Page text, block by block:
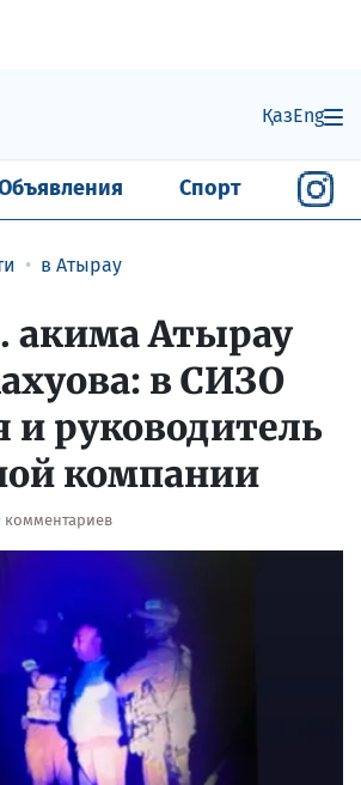
ҚазEng
Спорт
в Атырау
акима Атырау
в СИЗО
и руководитель
компании
комментариев